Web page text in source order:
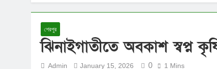
শেরপুর
ঝিনাইগাতীতে অবকাশ স্বপ্ন
Admin January 15, 2026 0 1 Mins